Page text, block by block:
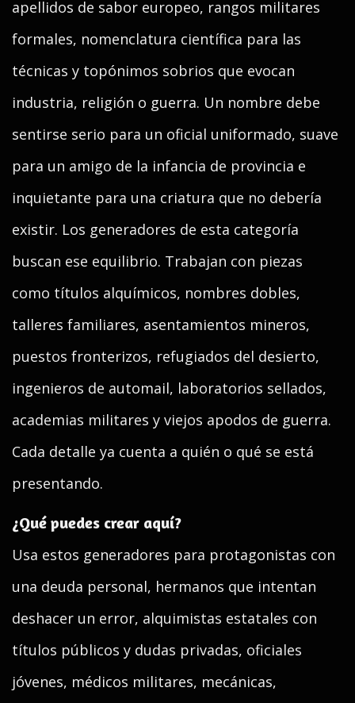
apellidos de sabor europeo, rangos militares
formales, nomenclatura científica para las
técnicas y topónimos sobrios que evocan
industria, religión o guerra. Un nombre debe
sentirse serio para un oficial uniformado, suave
para un amigo de la infancia de provincia e
inquietante para una criatura que no debería
existir. Los generadores de esta categoría
buscan ese equilibrio. Trabajan con piezas
como títulos alquímicos, nombres dobles,
talleres familiares, asentamientos mineros,
puestos fronterizos, refugiados del desierto,
ingenieros de automail, laboratorios sellados,
academias militares y viejos apodos de guerra.
Cada detalle ya cuenta a quién o qué se está
presentando.
¿Qué puedes crear aquí?
Usa estos generadores para protagonistas con
una deuda personal, hermanos que intentan
deshacer un error, alquimistas estatales con
títulos públicos y dudas privadas, oficiales
jóvenes, médicos militares, mecánicas,